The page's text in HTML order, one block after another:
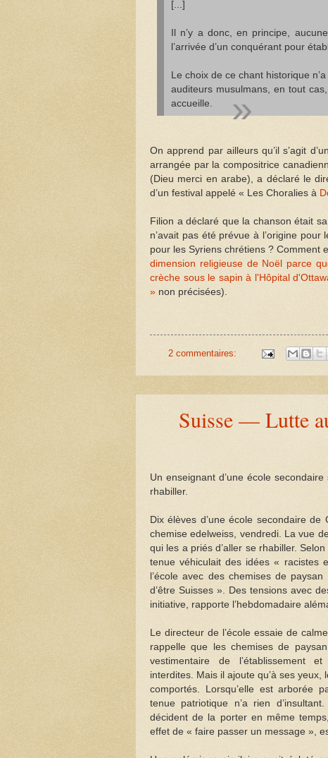
[...]
Il n’y a donc, en principe,
l’arrivée d’un conquérant pour
Le choix de ce chant historique
auditeurs musulmans, en tout
accueille.
On apprend par ailleurs qu’il s’agit
arrangée par la compositrice
(Dieu merci en arabe), a déclaré le
d’un festival appelé « Les Choralies à
Filion a déclaré que la chanson était
n’avait pas été prévue à l’origine
pour les Syriens chrétiens ? Comment
dimension religieuse de Noël parce
crèche sous le sapin à l'Hôpital
» non précisées).
2 commentaires:
Suisse — Lutte
Un enseignant d’une école
rhabiller.
Dix élèves d’une école secondaire
chemise edelweiss, vendredi. La vue
qui les a priés d’aller se rhabiller.
tenue véhiculait des idées « racistes
l’école avec des chemises de
d’être Suisses ». Des tensions avec
initiative, rapporte l’hebdomadaire
Le directeur de l’école essaie de
rappelle que les chemises de
vestimentaire de l’établissement
interdites. Mais il ajoute qu’à ses yeux,
comportés. Lorsqu’elle est arborée
tenue patriotique n’a rien
décident de la porter en même
effet de « faire passer un message »,